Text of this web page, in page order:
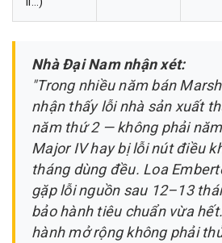
Nhà Đại Nam nhận xét:
"Trong nhiều năm bán
nhận thấy lỗi nhà sản xuất
năm thứ 2 — không phải
Major IV hay bị lỗi nút điều
tháng dùng đều. Loa
gặp lỗi nguồn sau 12–13
bảo hành tiêu chuẩn vừa
hành mở rộng không phải